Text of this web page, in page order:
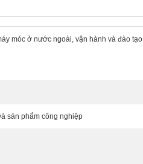
móc ở nước ngoài, vận hành và đào tạo
sản phẩm công nghiệp